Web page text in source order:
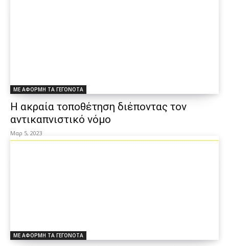
ΜΕ ΑΦΟΡΜΗ ΤΑ ΓΕΓΟΝΟΤΑ
Η ακραία τοποθέτηση διέποντας τον
αντικαπνιστικό νόμο
Μαρ 5, 2023
ΜΕ ΑΦΟΡΜΗ ΤΑ ΓΕΓΟΝΟΤΑ